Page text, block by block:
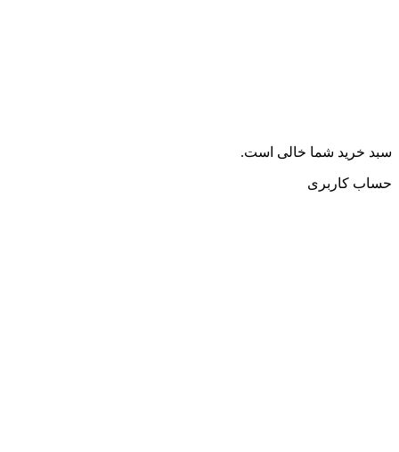
سبد خرید شما خالی است.
حساب کاربری